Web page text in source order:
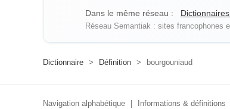
Dans le même réseau :
Réseau Semantiak : sites francophones
Dictionnaire > Définition > bourgouniaud
Navigation alphabétique Informations & définitions